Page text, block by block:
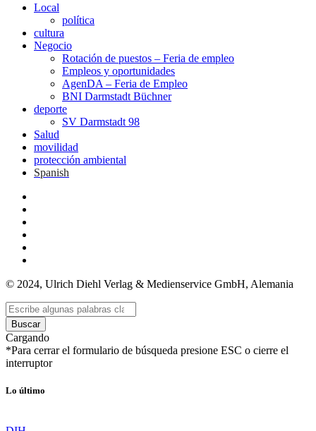
Local
política
cultura
Negocio
Rotación de puestos – Feria de empleo
Empleos y oportunidades
AgenDA – Feria de Empleo
BNI Darmstadt Büchner
deporte
SV Darmstadt 98
Salud
movilidad
protección ambiental
Spanish
© 2024, Ulrich Diehl Verlag & Medienservice GmbH, Alemania
Buscar
Cargando
*Para cerrar el formulario de búsqueda presione ESC o cierre el
interruptor
Lo último